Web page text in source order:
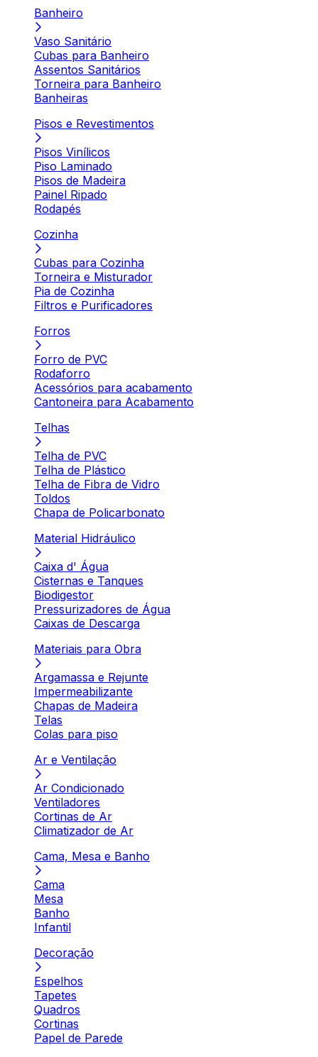
Banheiro
Vaso Sanitário
Cubas para Banheiro
Assentos Sanitários
Torneira para Banheiro
Banheiras
Pisos e Revestimentos
Pisos Vinílicos
Piso Laminado
Pisos de Madeira
Painel Ripado
Rodapés
Cozinha
Cubas para Cozinha
Torneira e Misturador
Pia de Cozinha
Filtros e Purificadores
Forros
Forro de PVC
Rodaforro
Acessórios para acabamento
Cantoneira para Acabamento
Telhas
Telha de PVC
Telha de Plástico
Telha de Fibra de Vidro
Toldos
Chapa de Policarbonato
Material Hidráulico
Caixa d' Água
Cisternas e Tanques
Biodigestor
Pressurizadores de Água
Caixas de Descarga
Materiais para Obra
Argamassa e Rejunte
Impermeabilizante
Chapas de Madeira
Telas
Colas para piso
Ar e Ventilação
Ar Condicionado
Ventiladores
Cortinas de Ar
Climatizador de Ar
Cama, Mesa e Banho
Cama
Mesa
Banho
Infantil
Decoração
Espelhos
Tapetes
Quadros
Cortinas
Papel de Parede